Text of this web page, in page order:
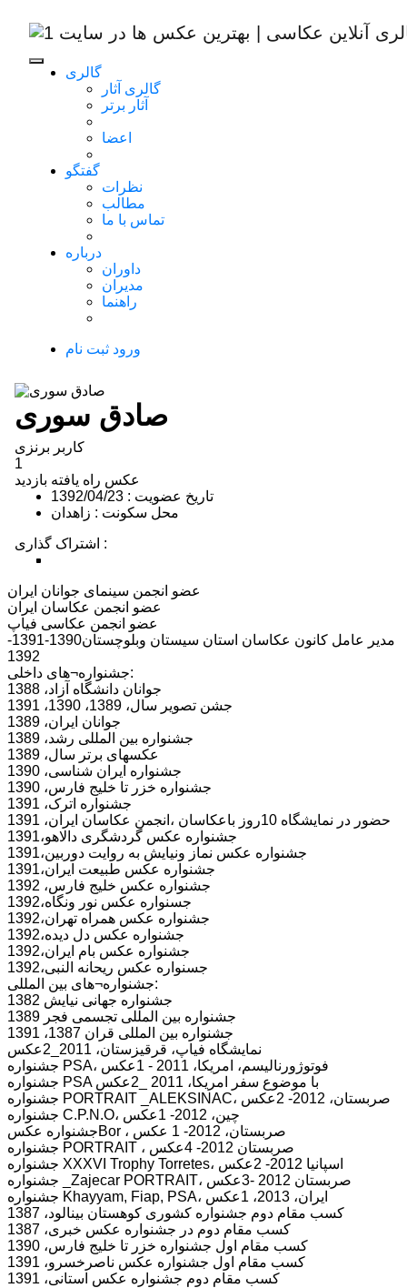
گالری
گالری آثار
آثار برتر
اعضا
گفتگو
نظرات
مطالب
تماس با ما
درباره
داوران
مدیران
راهنما
ورودثبت نام
صادق سوری
کاربر برنزی
1
عکس راه یافته بازدید
تاریخ عضویت : 1392/04/23
محل سکونت : زاهدان
اشتراک گذاری :
عضو انجمن سینمای جوانان ایران
عضو انجمن عکاسان ایران
عضو انجمن عکاسی فیاپ
مدیر عامل کانون عکاسان استان سیستان وبلوچستان1390-1391-
1392
جشنواره¬های داخلی:
جوانان دانشگاه آزاد، 1388
جشن تصویر سال، 1389، 1390، 1391
جوانان ایران، 1389
جشنواره بین المللی رشد، 1389
عکسهای برتر سال، 1389
جشنواره ایران شناسی، 1390
جشنواره خزر تا خلیج فارس، 1390
جشنواره اترک، 1391
حضور در نمایشگاه 10روز باعکاسان ،انجمن عکاسان ایران، 1391
جشنواره عکس گردشگری دالاهو،1391
جشنواره عکس نماز ونیایش به روایت دوربین،1391
جشنواره عکس طبیعت ایران،1391
جشنواره عکس خلیج فارس، 1392
جسنواره عکس نور ونگاه،1392
جشنواره عکس همراه تهران،1392
جشنواره عکس دل دیده،1392
جشنواره عکس بام ایران،1392
جسنواره عکس ریحانه النبی،1392
جشنواره¬های بین المللی:
جشنواره جهانی نیایش 1382
جشنواره بین المللی تجسمی فجر 1389
جشنواره بین المللی قران 1387، 1391
نمایشگاه فیاپ، قرقیزستان، 2011_2عکس
جشنواره PSA، فوتوژورنالیسم، امریکا، 2011 - 1عکس
جشنواره PSA با موضوع سفر امریکا، 2011 _2عکس
جشنواره PORTRAIT _ALEKSINAC، صربستان، 2012- 2عکس
جشنواره C.P.N.O، چین، 2012- 1عکس
جشنواره عکسBor ، صربستان، 2012- 1 عکس
جشنواره PORTRAIT ، صربستان 2012- 4عکس
جشنواره XXXVI Trophy Torretes، اسپانیا 2012- 2عکس
جشنواره _Zajecar PORTRAIT، صربستان 2012 -3عکس
جشنواره Khayyam, Fiap, PSA، ایران، 2013، 1عکس
کسب مقام دوم جشنواره کشوری کوهستان بینالود، 1387
کسب مقام دوم در جشنواره عکس خبری، 1387
کسب مقام اول جشنواره خزر تا خلیج فارس، 1390
کسب مقام اول جشنواره عکس ناصرخسرو، 1391
کسب مقام دوم جشنواره عکس استانی، 1391